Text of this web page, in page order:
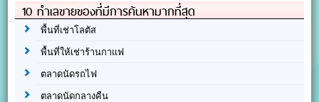
10 ทำเลขายของที่มีการค้นหามากที่สุด
พื้นที่เช่าโลตัส
พื้นที่ให้เช่าร้านกาแฟ
ตลาดนัดรถไฟ
ตลาดนัดกลางคืน